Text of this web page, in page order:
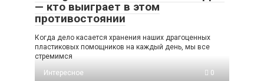
— кто выиграет в этом
противостоянии
Когда дело касается хранения наших драгоценных
пластиковых помощников на каждый день, мы все
стремимся
Интересное
0